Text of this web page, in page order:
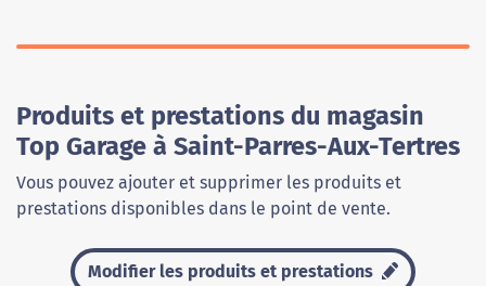
Produits et prestations du magasin
Top Garage à Saint-Parres-Aux-Tertres
Vous pouvez ajouter et supprimer les produits et
prestations disponibles dans le point de vente.
Modifier les produits et prestations